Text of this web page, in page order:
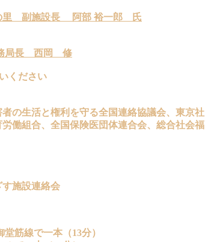
里 副施設長 阿部 裕一郎 氏
務局長 西岡 修
ください
の生活と権利を守る全国連絡協議会、東京社
働組合、全国保険医団体連合会、総合社会福
す施設連絡会
筋線で一本（13分）